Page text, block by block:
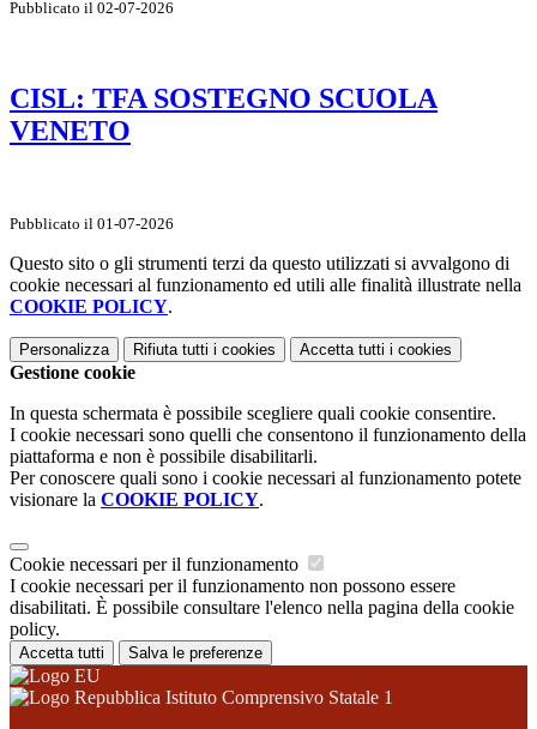
Pubblicato il 02-07-2026
CISL: TFA SOSTEGNO SCUOLA
VENETO
Pubblicato il 01-07-2026
Questo sito o gli strumenti terzi da questo utilizzati si avvalgono di
cookie necessari al funzionamento ed utili alle finalità illustrate nella
COOKIE POLICY.
Personalizza Rifiuta tutti i cookies Accetta tutti i cookies
Gestione cookie
In questa schermata è possibile scegliere quali cookie consentire.
I cookie necessari sono quelli che consentono il funzionamento della
piattaforma e non è possibile disabilitarli.
Per conoscere quali sono i cookie necessari al funzionamento potete
visionare la COOKIE POLICY.
Cookie necessari per il funzionamento
I cookie necessari per il funzionamento non possono essere
disabilitati. È possibile consultare l'elenco nella pagina della cookie
policy.
Accetta tutti Salva le preferenze
Istituto Comprensivo Statale 1